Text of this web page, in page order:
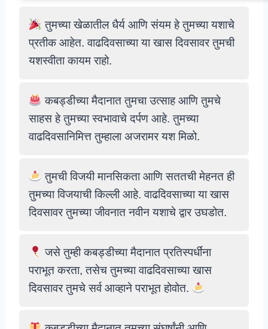
तुमच्या खेळातील धैर्य आणि संयम हे तुमच्या यशाचे
प्रतीक आहेत. वाढदिवसाच्या या खास दिवसावर तुमची
यशस्वीता कायम राहो.
कबड्डीच्या मैदानात तुमचा उत्साह आणि तुमचे
साहस हे तुमच्या स्वभावाचे दर्पण आहे. तुमच्या
वाढदिवसानिमित्त तुम्हाला अजरामर यश मिळो.
तुमची विजयी मानसिकता आणि सततची मेहनत ही
तुमच्या विजयाची किल्ली आहे. वाढदिवसाच्या या खास
दिवसावर तुमच्या जीवनात नवीन यशाचे द्वार उघडोत.
जसे तुम्ही कबड्डीच्या मैदानात प्रतिस्पर्धींना
पराभूत करता, तसेच तुमच्या वाढदिवसाच्या खास
दिवसावर तुमचे सर्व आव्हाने पराभूत होवोत.